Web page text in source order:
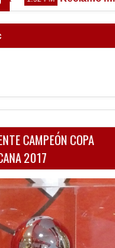
CAMPEÓN COPA
2017